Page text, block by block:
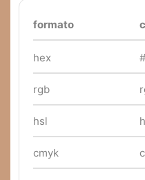
formato
hex
rgb
hsl
cmyk